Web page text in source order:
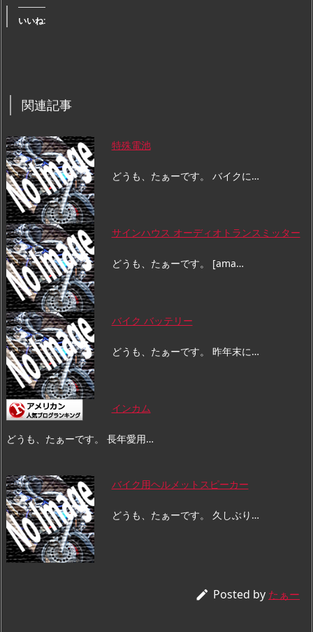
いいね:
関連記事
特殊電池
どうも、たぁーです。 バイクに…
サインハウス オーディオトランスミッター
どうも、たぁーです。 [ama…
バイク バッテリー
どうも、たぁーです。 昨年末に…
インカム
どうも、たぁーです。 長年愛用…
バイク用ヘルメットスピーカー
どうも、たぁーです。 久しぶり…
 Posted by たぁー